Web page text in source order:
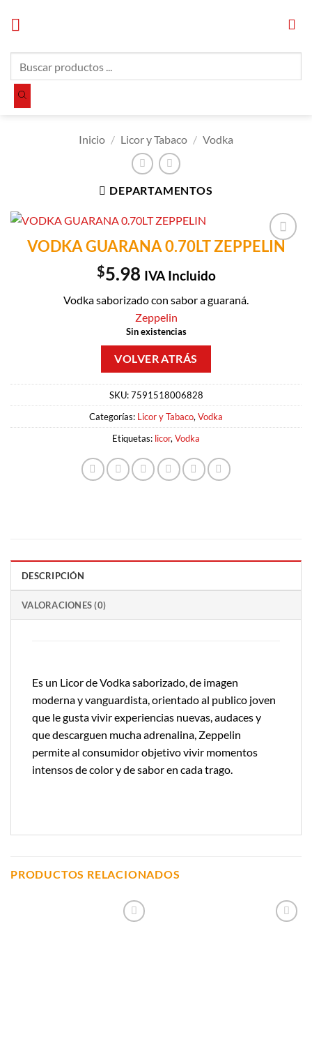
productos
Inicio / Licor y Tabaco / Vodka
DEPARTAMENTOS
Añadir a
VODKA GUARANA 0.70LT ZEPPELIN
$5.98 IVA Incluido
Vodka saborizado con sabor a guaraná.
Zeppelin
Sin existencias
SKU:7591518006828
Categorías: Licor y Tabaco, Vodka
Etiquetas: licor, Vodka
DESCRIPCIÓN
VALORACIONES (0)
Es un Licor de Vodka saborizado, de imagen
moderna y vanguardista, orientado al publico joven
que le gusta vivir experiencias nuevas, audaces y
que descarguen mucha adrenalina, Zeppelin
permite al consumidor objetivo vivir momentos
intensos de color y de sabor en cada trago.
PRODUCTOS RELACIONADOS